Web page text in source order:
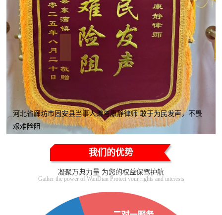
河北省廊坊市固安县当事人赠与康静律师 敢于为民发声，不畏
艰难险阻
我们的优势
凝聚万典力量 为您的权益保驾护航
Gather the power of WanDian Protect your rights and interests